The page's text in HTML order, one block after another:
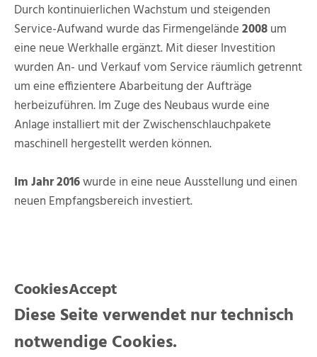
Durch kontinuierlichen Wachstum und steigenden
Service-Aufwand wurde das Firmengelände2008um
eine neue Werkhalle ergänzt. Mit dieser Investition
wurden An- und Verkauf vom Service räumlich getrennt
um eine effizientere Abarbeitung der Aufträge
herbeizuführen. Im Zuge des Neubaus wurde eine
Anlage installiert mit der Zwischenschlauchpakete
maschinell hergestellt werden können.
Im Jahr 2016wurde in eine neue Ausstellung und einen
neuen Empfangsbereich investiert.
CookiesAccept
Diese Seite verwendet nur technisch
notwendige Cookies.